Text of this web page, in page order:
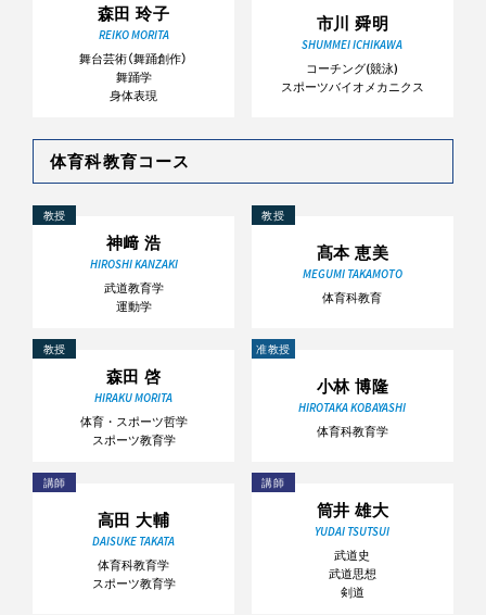
森田 玲子
REIKO MORITA
舞台芸術（舞踊創作）
舞踊学
身体表現
市川 舜明
SHUMMEI ICHIKAWA
コーチング(競泳)
スポーツバイオメカニクス
体育科教育コース
教授
神﨑 浩
HIROSHI KANZAKI
武道教育学
運動学
教授
髙本 恵美
MEGUMI TAKAMOTO
体育科教育
教授
森田 啓
HIRAKU MORITA
体育・スポーツ哲学
スポーツ教育学
准教授
小林 博隆
HIROTAKA KOBAYASHI
体育科教育学
講師
高田 大輔
DAISUKE TAKATA
体育科教育学
スポーツ教育学
講師
筒井 雄大
YUDAI TSUTSUI
武道史
武道思想
剣道